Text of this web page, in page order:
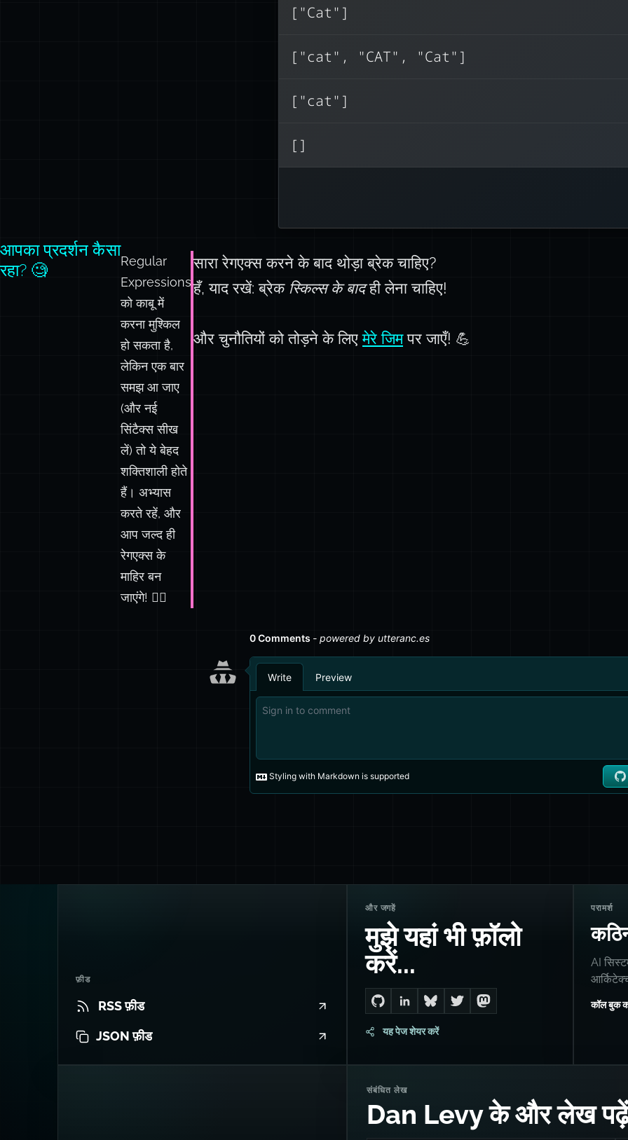
["Cat"]
["cat", "CAT", "Cat"]
["cat"]
[]
आपका प्रदर्शन कैसा
रहा? 🧐
Regular
Expressions
को काबू में
करना मुश्किल
हो सकता है,
लेकिन एक बार
समझ आ जाए
(और नई
सिंटैक्स सीख
लें) तो ये बेहद
शक्तिशाली होते
हैं। अभ्यास
करते रहें, और
आप जल्द ही
रेगएक्स के
माहिर बन
जाएंगे! 🧙‍♂️
सारा रेगएक्स करने के बाद थोड़ा ब्रेक चाहिए?
हँ, याद रखें: ब्रेक स्किल्स के बादही लेना चाहिए!
और चुनौतियों को तोड़ने के लिएमेरे जिमपर जाएँ! 💪
फ़ीड
RSS फ़ीड
JSON फ़ीड
और जगहें
मुझे यहां भी फ़ॉलो
करें...
Go to Dan's GitHub
Connect with me on LinkedIn
Follow me on Bluesky
Follow me on Twitter
Follow me on Mastodon
यह पेज शेयर करें
परामर्श
AI
कॉल बुक
संबंधित लेख
Dan Levy के और लेख